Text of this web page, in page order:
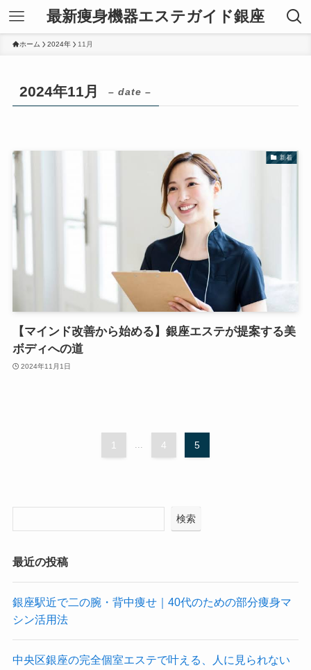
最新痩身機器エステガイド銀座
ホーム 2024年 11月
2024年11月 – date –
新着
【マインド改善から始める】銀座エステが提案する美
ボディへの道
2024年11月1日
1 ... 4 5
検索
最近の投稿
銀座駅近で二の腕・背中痩せ｜40代のための部分痩身マ
シン活用法
中央区銀座の完全個室エステで叶える、人に見られない